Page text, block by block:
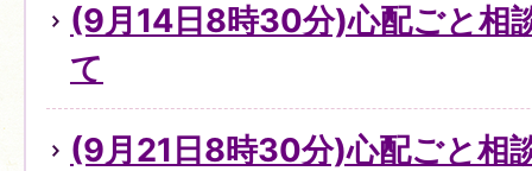
(9月14日8時30分)心配ごと相
て
(9月21日8時30分)心配ごと相